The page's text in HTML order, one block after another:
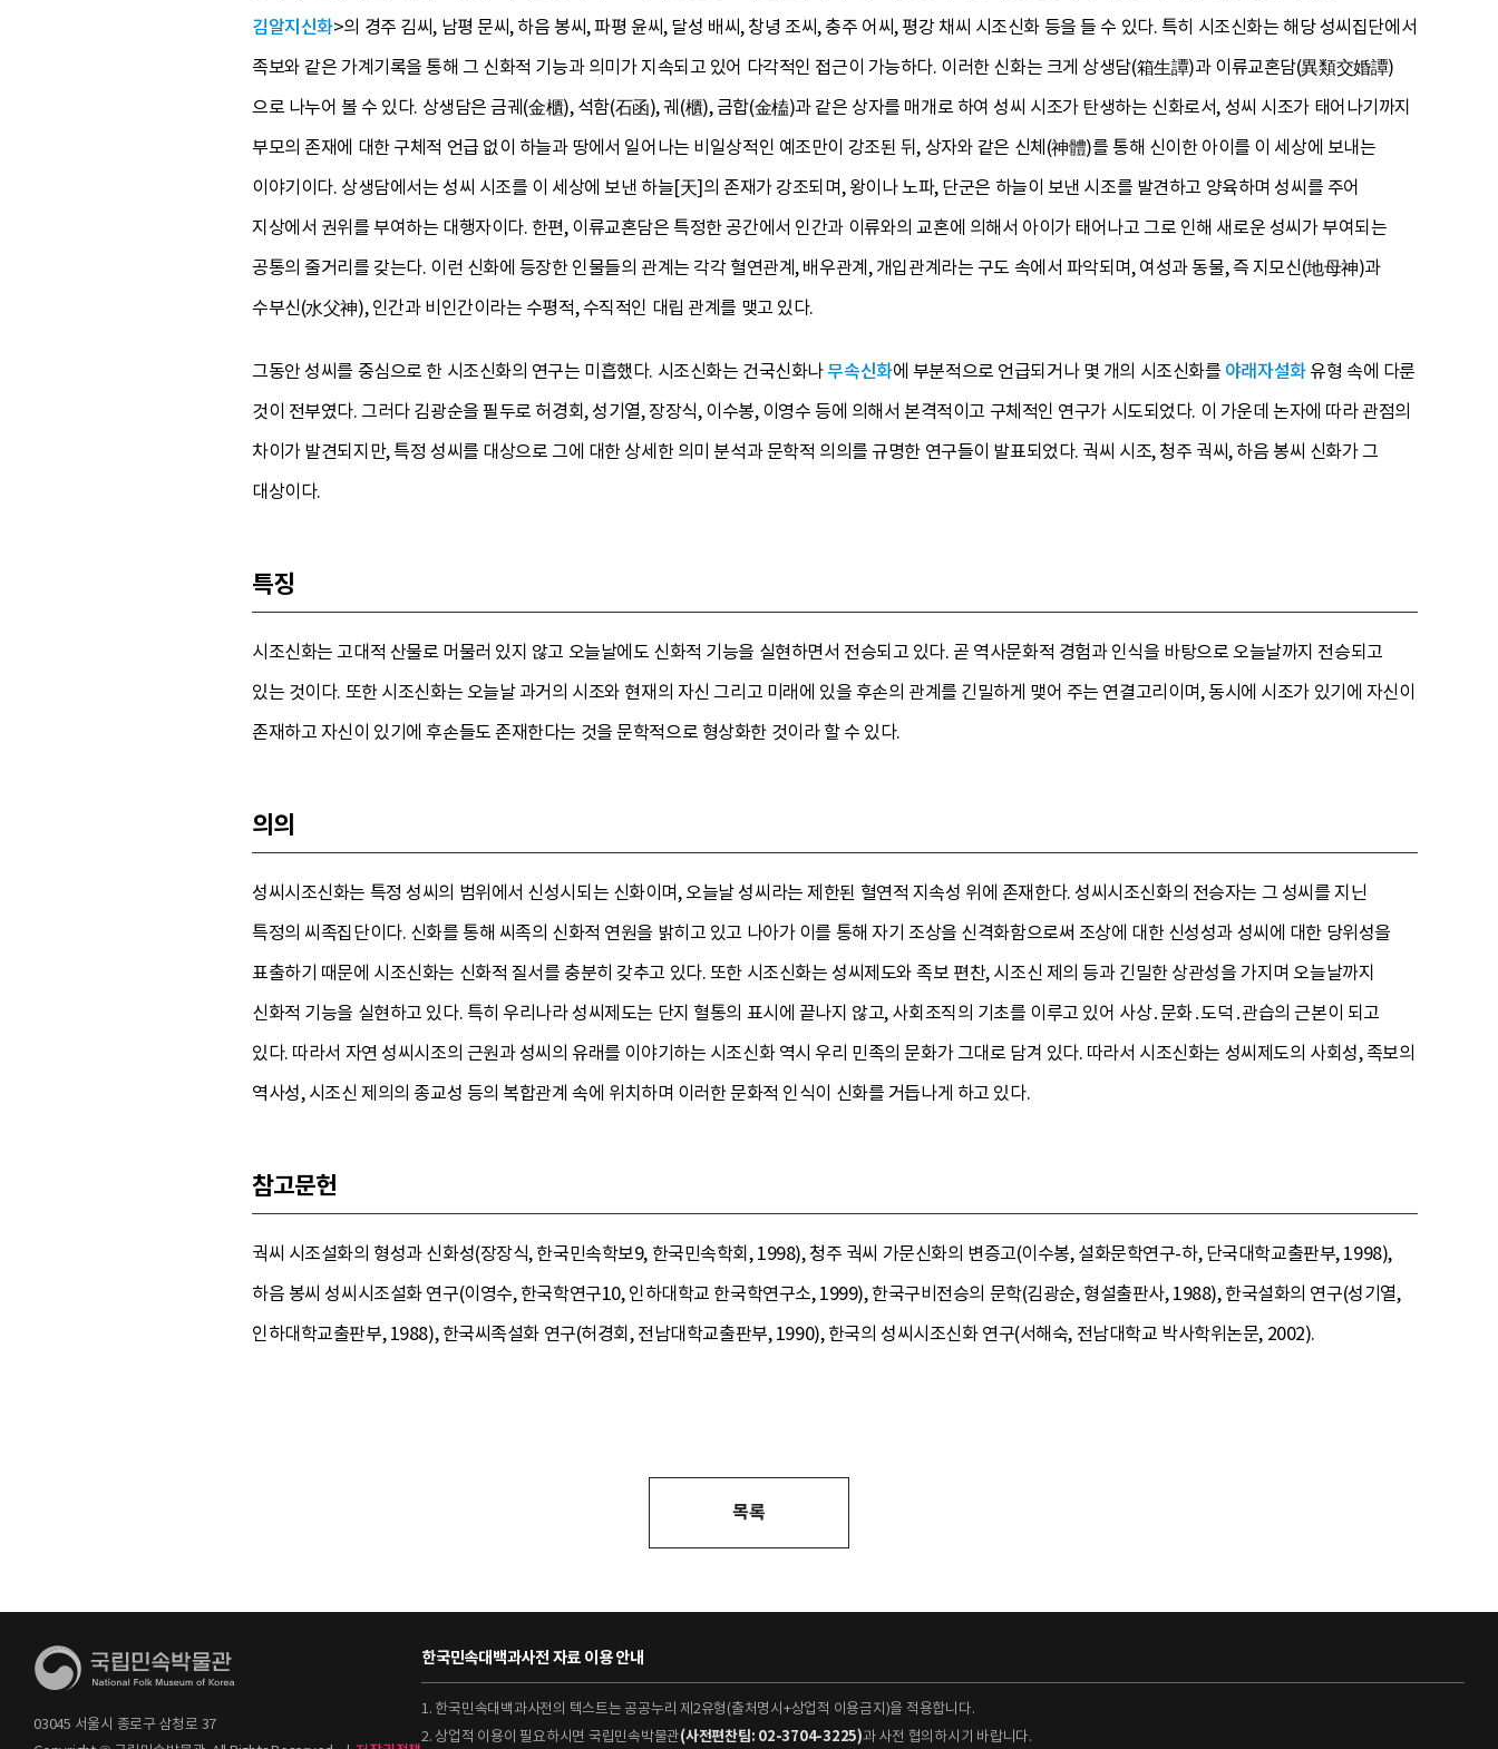
김알지신화>의 경주 김씨, 남평 문씨, 하음 봉씨, 파평 윤씨, 달성 배씨, 창녕 조씨, 충주 어씨, 평강 채씨 시조신화 등을 들 수 있다. 특히 시조신화는 해당 성씨집단에서
족보와 같은 가계기록을 통해 그 신화적 기능과 의미가 지속되고 있어 다각적인 접근이 가능하다. 이러한 신화는 크게 상생담(箱生譚)과 이류교혼담(異類交婚譚)
으로 나누어 볼 수 있다. 상생담은 금궤(金櫃), 석함(石函), 궤(櫃), 금합(金榼)과 같은 상자를 매개로 하여 성씨 시조가 탄생하는 신화로서, 성씨 시조가 태어나기까지
부모의 존재에 대한 구체적 언급 없이 하늘과 땅에서 일어나는 비일상적인 예조만이 강조된 뒤, 상자와 같은 신체(神體)를 통해 신이한 아이를 이 세상에 보내는
이야기이다. 상생담에서는 성씨 시조를 이 세상에 보낸 하늘[天]의 존재가 강조되며, 왕이나 노파, 단군은 하늘이 보낸 시조를 발견하고 양육하며 성씨를 주어
지상에서 권위를 부여하는 대행자이다. 한편, 이류교혼담은 특정한 공간에서 인간과 이류와의 교혼에 의해서 아이가 태어나고 그로 인해 새로운 성씨가 부여되는
공통의 줄거리를 갖는다. 이런 신화에 등장한 인물들의 관계는 각각 혈연관계, 배우관계, 개입관계라는 구도 속에서 파악되며, 여성과 동물, 즉 지모신(地母神)과
수부신(水父神), 인간과 비인간이라는 수평적, 수직적인 대립 관계를 맺고 있다.
그동안 성씨를 중심으로 한 시조신화의 연구는 미흡했다. 시조신화는 건국신화나무속신화에 부분적으로 언급되거나 몇 개의 시조신화를 야래자설화유형 속에 다룬
것이 전부였다. 그러다 김광순을 필두로 허경회, 성기열, 장장식, 이수봉, 이영수 등에 의해서 본격적이고 구체적인 연구가 시도되었다. 이 가운데 논자에 따라 관점의
차이가 발견되지만, 특정 성씨를 대상으로 그에 대한 상세한 의미 분석과 문학적 의의를 규명한 연구들이 발표되었다. 궉씨 시조, 청주 궉씨, 하음 봉씨 신화가 그
대상이다.
특징
시조신화는 고대적 산물로 머물러 있지 않고 오늘날에도 신화적 기능을 실현하면서 전승되고 있다. 곧 역사문화적 경험과 인식을 바탕으로 오늘날까지 전승되고
있는 것이다. 또한 시조신화는 오늘날 과거의 시조와 현재의 자신 그리고 미래에 있을 후손의 관계를 긴밀하게 맺어 주는 연결고리이며, 동시에 시조가 있기에 자신이
존재하고 자신이 있기에 후손들도 존재한다는 것을 문학적으로 형상화한 것이라 할 수 있다.
의의
성씨시조신화는 특정 성씨의 범위에서 신성시되는 신화이며, 오늘날 성씨라는 제한된 혈연적 지속성 위에 존재한다. 성씨시조신화의 전승자는 그 성씨를 지닌
특정의 씨족집단이다. 신화를 통해 씨족의 신화적 연원을 밝히고 있고 나아가 이를 통해 자기 조상을 신격화함으로써 조상에 대한 신성성과 성씨에 대한 당위성을
표출하기 때문에 시조신화는 신화적 질서를 충분히 갖추고 있다. 또한 시조신화는 성씨제도와 족보 편찬, 시조신 제의 등과 긴밀한 상관성을 가지며 오늘날까지
신화적 기능을 실현하고 있다. 특히 우리나라 성씨제도는 단지 혈통의 표시에 끝나지 않고, 사회조직의 기초를 이루고 있어 사상․문화․도덕․관습의 근본이 되고
있다. 따라서 자연 성씨시조의 근원과 성씨의 유래를 이야기하는 시조신화 역시 우리 민족의 문화가 그대로 담겨 있다. 따라서 시조신화는 성씨제도의 사회성, 족보의
역사성, 시조신 제의의 종교성 등의 복합관계 속에 위치하며 이러한 문화적 인식이 신화를 거듭나게 하고 있다.
참고문헌
궉씨 시조설화의 형성과 신화성(장장식, 한국민속학보9, 한국민속학회, 1998), 청주 궉씨 가문신화의 변증고(이수봉, 설화문학연구-하, 단국대학교출판부, 1998),
하음 봉씨 성씨시조설화 연구(이영수, 한국학연구10, 인하대학교 한국학연구소, 1999), 한국구비전승의 문학(김광순, 형설출판사, 1988), 한국설화의 연구(성기열,
인하대학교출판부, 1988), 한국씨족설화 연구(허경회, 전남대학교출판부, 1990), 한국의 성씨시조신화 연구(서해숙, 전남대학교 박사학위논문, 2002).
목록
03045 서울시 종로구 삼청로 37
한국민속대백과사전 자료 이용 안내
1. 한국민속대백과사전의 텍스트는 공공누리 제2유형(출처명시+상업적 이용금지)을 적용합니다.
2. 상업적 이용이 필요하시면 국립민속박물관(사전편찬팀: 02-3704-3225)과 사전 협의하시기 바랍니다.